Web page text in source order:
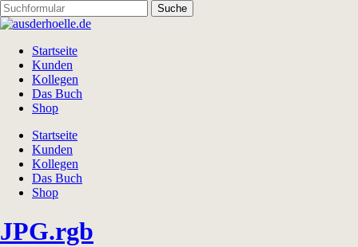
Startseite
Kunden
Kollegen
Das Buch
Shop
Startseite
Kunden
Kollegen
Das Buch
Shop
JPG.rgb